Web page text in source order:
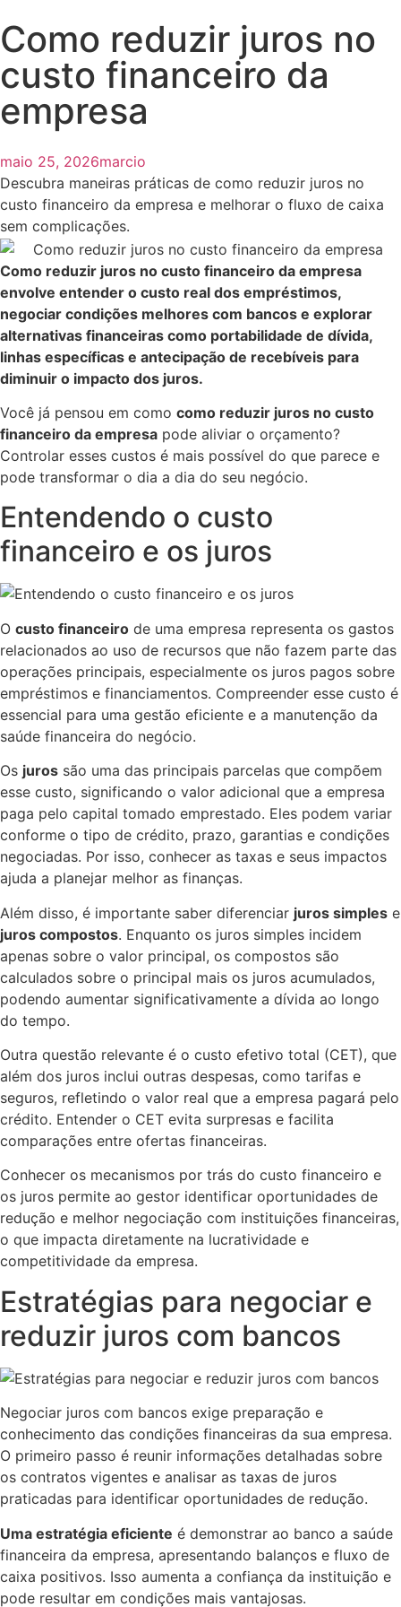
Como reduzir juros no
custo financeiro da
empresa
maio 25, 2026marcio
Descubra maneiras práticas de como reduzir juros no
custo financeiro da empresa e melhorar o fluxo de caixa
sem complicações.
Como reduzir juros no custo financeiro da empresa
envolve entender o custo real dos empréstimos,
negociar condições melhores com bancos e explorar
alternativas financeiras como portabilidade de dívida,
linhas específicas e antecipação de recebíveis para
diminuir o impacto dos juros.
Você já pensou em como como reduzir juros no custo
financeiro da empresa pode aliviar o orçamento?
Controlar esses custos é mais possível do que parece e
pode transformar o dia a dia do seu negócio.
Entendendo o custo
financeiro e os juros
O custo financeiro de uma empresa representa os gastos
relacionados ao uso de recursos que não fazem parte das
operações principais, especialmente os juros pagos sobre
empréstimos e financiamentos. Compreender esse custo é
essencial para uma gestão eficiente e a manutenção da
saúde financeira do negócio.
Os juros são uma das principais parcelas que compõem
esse custo, significando o valor adicional que a empresa
paga pelo capital tomado emprestado. Eles podem variar
conforme o tipo de crédito, prazo, garantias e condições
negociadas. Por isso, conhecer as taxas e seus impactos
ajuda a planejar melhor as finanças.
Além disso, é importante saber diferenciar juros simples e
juros compostos. Enquanto os juros simples incidem
apenas sobre o valor principal, os compostos são
calculados sobre o principal mais os juros acumulados,
podendo aumentar significativamente a dívida ao longo
do tempo.
Outra questão relevante é o custo efetivo total (CET), que
além dos juros inclui outras despesas, como tarifas e
seguros, refletindo o valor real que a empresa pagará pelo
crédito. Entender o CET evita surpresas e facilita
comparações entre ofertas financeiras.
Conhecer os mecanismos por trás do custo financeiro e
os juros permite ao gestor identificar oportunidades de
redução e melhor negociação com instituições financeiras,
o que impacta diretamente na lucratividade e
competitividade da empresa.
Estratégias para negociar e
reduzir juros com bancos
Negociar juros com bancos exige preparação e
conhecimento das condições financeiras da sua empresa.
O primeiro passo é reunir informações detalhadas sobre
os contratos vigentes e analisar as taxas de juros
praticadas para identificar oportunidades de redução.
Uma estratégia eficiente é demonstrar ao banco a saúde
financeira da empresa, apresentando balanços e fluxo de
caixa positivos. Isso aumenta a confiança da instituição e
pode resultar em condições mais vantajosas.